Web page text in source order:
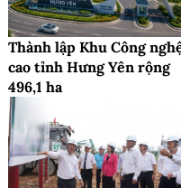
Thành lập Khu Công
cao tỉnh Hưng Yên rộng
496,1 ha